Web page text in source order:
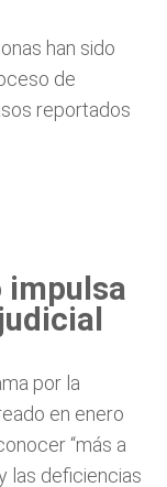
han sido
de
reportados
impulsa
por la
en enero
“más a
las deficiencias